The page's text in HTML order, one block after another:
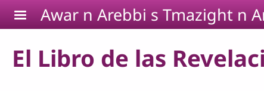
Pasar al contenido principal
Awar n Arebbi s Tmazight n
El Libro de las